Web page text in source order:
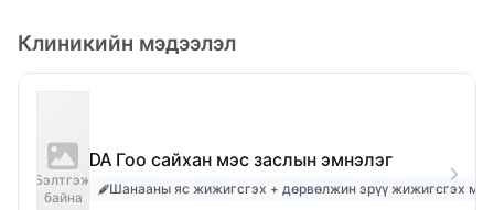
Клиникийн мэдээлэл
Бэлтгэж
байна
DA Гоо сайхан мэс заслын эмнэлэг
Шанааны яс жижигсгэх + дөрвөлжин эрүү жижигсгэх мэс